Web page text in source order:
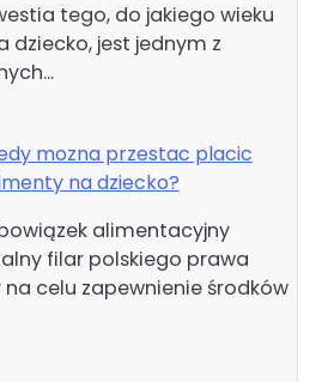
tego, do jakiego wieku
dziecko, jest jednym z
mozna przestac placic
na dziecko?
alimentacyjny
filar polskiego prawa
celu zapewnienie środków